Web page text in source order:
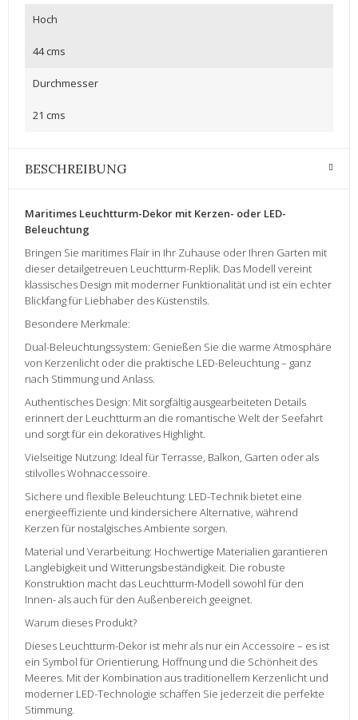
Hoch
44 cms
Durchmesser
21 cms
BESCHREIBUNG
Maritimes Leuchtturm-Dekor mit Kerzen- oder LED-
Beleuchtung
Bringen Sie maritimes Flair in Ihr Zuhause oder Ihren Garten mit
dieser detailgetreuen Leuchtturm-Replik. Das Modell vereint
klassisches Design mit moderner Funktionalität und ist ein echter
Blickfang für Liebhaber des Küstenstils.
Besondere Merkmale:
Dual-Beleuchtungssystem: Genießen Sie die warme Atmosphäre
von Kerzenlicht oder die praktische LED-Beleuchtung – ganz
nach Stimmung und Anlass.
Authentisches Design: Mit sorgfältig ausgearbeiteten Details
erinnert der Leuchtturm an die romantische Welt der Seefahrt
und sorgt für ein dekoratives Highlight.
Vielseitige Nutzung: Ideal für Terrasse, Balkon, Garten oder als
stilvolles Wohnaccessoire.
Sichere und flexible Beleuchtung: LED-Technik bietet eine
energieeffiziente und kindersichere Alternative, während
Kerzen für nostalgisches Ambiente sorgen.
Material und Verarbeitung: Hochwertige Materialien garantieren
Langlebigkeit und Witterungsbeständigkeit. Die robuste
Konstruktion macht das Leuchtturm-Modell sowohl für den
Innen- als auch für den Außenbereich geeignet.
Warum dieses Produkt?
Dieses Leuchtturm-Dekor ist mehr als nur ein Accessoire – es ist
ein Symbol für Orientierung, Hoffnung und die Schönheit des
Meeres. Mit der Kombination aus traditionellem Kerzenlicht und
moderner LED-Technologie schaffen Sie jederzeit die perfekte
Stimmung.